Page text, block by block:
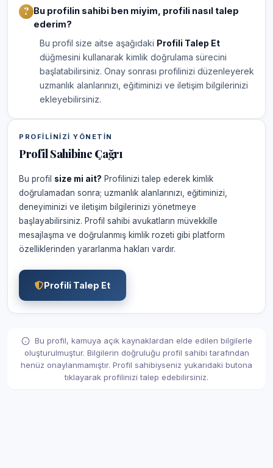
Bu profilin sahibi ben miyim, profili nasıl talep
ederim?
Bu profil size aitse aşağıdaki Profili Talep Et
düğmesini kullanarak kimlik doğrulama sürecini
başlatabilirsiniz. Onay sonrası profilinizi düzenleyerek
uzmanlık alanlarınızı, eğitiminizi ve iletişim bilgilerinizi
ekleyebilirsiniz.
PROFILINIZI YÖNETIN
Profil Sahibine Çağrı
Bu profil size mi ait? Profilinizi talep ederek kimlik
doğrulamadan sonra; uzmanlık alanlarınızı, eğitiminizi,
deneyiminizi ve iletişim bilgilerinizi yönetmeye
başlayabilirsiniz. Profil sahibi avukatların müvekkille
mesajlaşma ve doğrulanmış kimlik rozeti gibi platform
özelliklerinden yararlanma hakları vardır.
Profili Talep Et
Bu profil, kamuya açık kaynaklardan elde edilen bilgilerle
oluşturulmuştur. Bilgilerin doğruluğu profil sahibi tarafından
henüz onaylanmamıştır. Profil sahibiyseniz yukarıdaki butona
tıklayarak profilinizi talep edebilirsiniz.